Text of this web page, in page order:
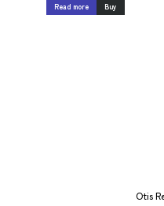
Read more Buy
Otis